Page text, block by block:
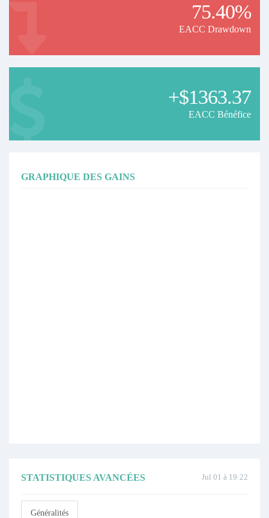
75.40%
EACC Drawdown
+$1363.37
EACC Bénéfice
GRAPHIQUE DES GAINS
Jul 01 à 19:22
STATISTIQUES AVANCÉES
Généralités